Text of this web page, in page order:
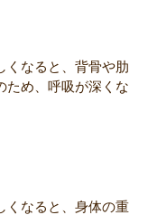
くなると、背骨や肋
ため、呼吸が深くな
くなると、身体の重